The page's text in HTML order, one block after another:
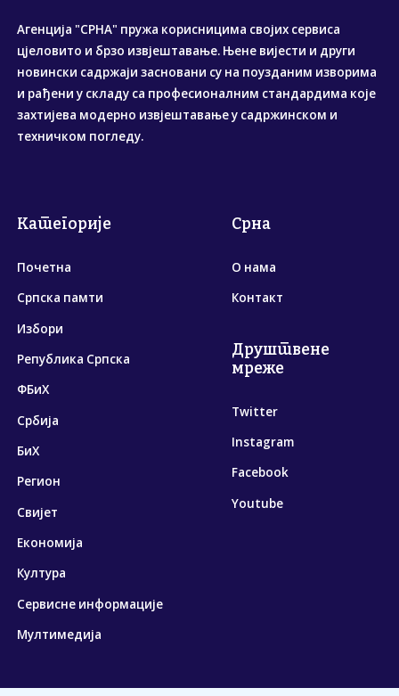
Агенција "СРНА" пружа корисницима својих сервиса
цјеловито и брзо извјештавање. Њене вијести и други
новински садржаји засновани су на поузданим изворима
и рађени у складу са професионалним стандардима које
захтијева модерно извјештавање у садржинском и
техничком погледу.
Категорије
Почетна
Српска памти
Избори
Република Српска
ФБиХ
Србија
БиХ
Регион
Свијет
Економија
Култура
Сервисне информације
Мултимедија
Срна
О нама
Контакт
Друштвене
мреже
Twitter
Instagram
Facebook
Youtube